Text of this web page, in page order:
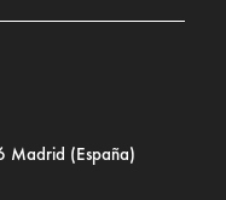
Madrid (España)